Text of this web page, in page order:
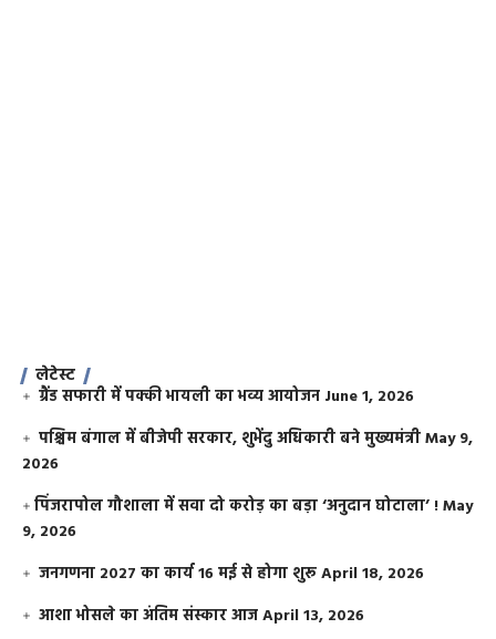
लेटेस्ट
ग्रैंड सफारी में पक्की भायली का भव्य आयोजन June 1, 2026
पश्चिम बंगाल में बीजेपी सरकार, शुभेंदु अधिकारी बने मुख्यमंत्रीMay 9,
2026
​पिंजरापोल गौशाला में सवा दो करोड़ का बड़ा ‘अनुदान घोटाला’ !May
9, 2026
जनगणना 2027 का कार्य 16 मई से होगा शुरूApril 18, 2026
आशा भोसले का अंतिम संस्कार आजApril 13, 2026